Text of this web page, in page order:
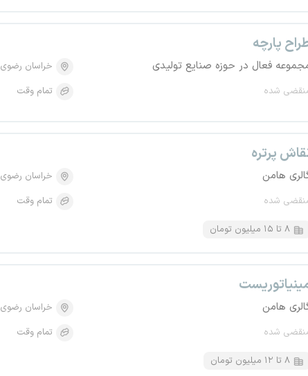
پارچه
فعال در حوزه صنایع تولیدی
شده
خراسان رضوی
تمام وقت
پرتره
هامن
شده
خراسان رضوی
تمام وقت
۸ تا ۱۵ میلیون تومان
هامن
شده
خراسان رضوی
تمام وقت
۸ تا ۱۲ میلیون تومان